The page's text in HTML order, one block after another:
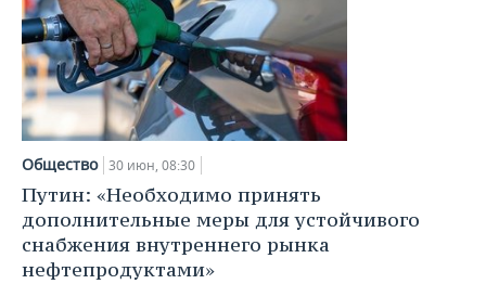
Общество 30 июн, 08:30
Путин: «Необходимо принять
дополнительные меры для устойчивого
снабжения внутреннего рынка
нефтепродуктами»